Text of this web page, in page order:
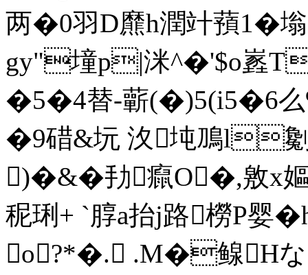
两�0羽D爢h潤竍蕷1�
gy"墥p|洣^�'$o嶳T
�5�4替-蘄(�)5(i5�6
�9碏&坃 汷坉鳭l
)�&�劧癙O�,敫x
秜琍+ `朜a抬j路橯P婴
o?*�. .M�鳈Hな